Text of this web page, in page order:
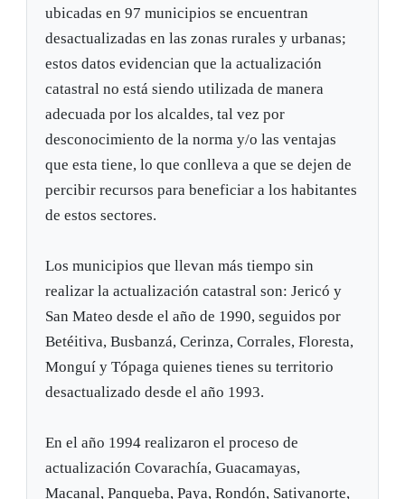
ubicadas en 97 municipios se encuentran
desactualizadas en las zonas rurales y urbanas;
estos datos evidencian que la actualización
catastral no está siendo utilizada de manera
adecuada por los alcaldes, tal vez por
desconocimiento de la norma y/o las ventajas
que esta tiene, lo que conlleva a que se dejen de
percibir recursos para beneficiar a los habitantes
de estos sectores.
Los municipios que llevan más tiempo sin
realizar la actualización catastral son: Jericó y
San Mateo desde el año de 1990, seguidos por
Betéitiva, Busbanzá, Cerinza, Corrales, Floresta,
Monguí y Tópaga quienes tienes su territorio
desactualizado desde el año 1993.
En el año 1994 realizaron el proceso de
actualización Covarachía, Guacamayas,
Macanal, Panqueba, Paya, Rondón, Sativanorte,